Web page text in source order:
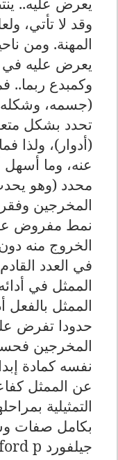
وقد لا تأتي،
المهنة. ومن
يعرض عليه في
وكمبدع ربما..
(جسمه، وشكله،
تحدد بشكل
(أدوار)، ولذا
عنه، وما
محدد (وهو
المخرجين
نمط مفروض
الخروج منه
في العدد
الممثل في
الممثل بالفعل
حدودا تفرض
المخرجين
نفسه كمادة
عن الممثل
التمثيلية
بكامل صفات
جيلفورد p